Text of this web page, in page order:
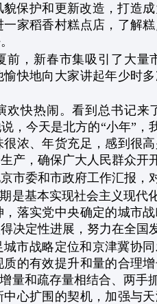
保护和更新改造，打造
家稻香村糕点店，了解
前，新春市集吸引了大
快地向大家讲起年少时
欢快热闹。看到总书记
，今天是北方的“小年”
浓、年货充足，感到很
产，确保广大人民群众开
市委和市政府工作汇报，
是基本实现社会主义现代
落实党中央确定的城市
决定性进展，努力在全国
市战略定位和京津冀协
的有效提升和量的合理
量和疏存量相结合、两
心扩围的契机，加强与